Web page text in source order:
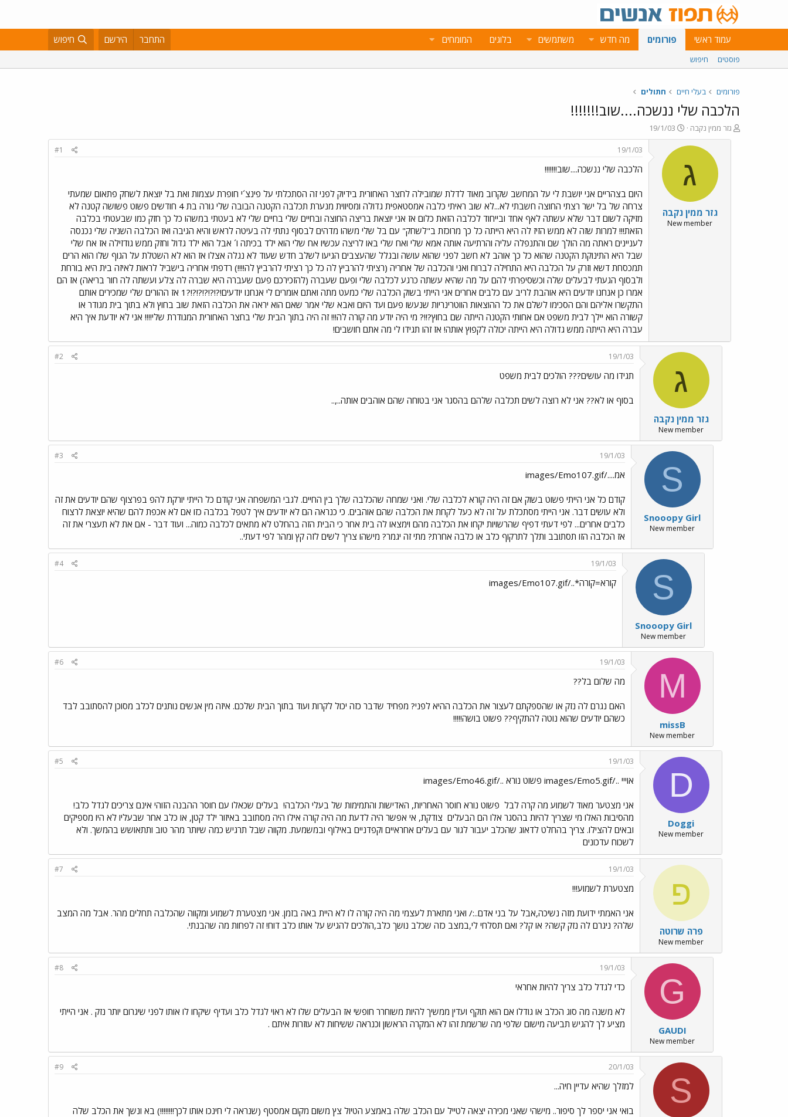
עמוד ראשי פורומים מה חדש משתמשים בלוגים המומחים התחבר הירשם חיפוש
פוסטים חיפוש
פורומים בעלי חיים חתולים
הלכבה שלי ננשכה....שוב!!!!!!!
פ
ו
גזר ממין נקבה
פ
ו
ר
א
ר
י
19/1/03
ג
גזר ממין נקבה
New member
19/1/03
#1
הלכבה שלי ננשכה....שוב!!!!!!!
היום בצהריים אני יושבת לי על המחשב שקרוב מאוד לדלת שמובילה לחצר האחורית בידיוק לפני זה הסתכלתי על פינצ´י חופרת עצמות ואת בל יוצאת לשחק פתאום שמעתי
צרחה של בל ישר רצתי החוצה חשבתי לא...לא שוב ראיתי כלבה אמסטאפית גדולה ומסיווית מנערת תכלבה הקטנה הבובה שלי גורה בת 4 חודשים פשוט פשושה קטנה לא
מזיקה לשום דבר שלא עשתה לאף אחד ובייחוד לכלבה הזאת כלום אז אני יוצאת בריצה החוצה ובחיים שלי בחיים שלי לא בעטתי במשהו כל כך חזק כמו שבעטתי בכלבה
הזאת!!! למרות שזה לא ממש הזיז לה היא הייתה כל כך מרוכזת ב"לשחק" עם בל שלי משהו מדהים לבסוף נתתי לה בעיטה לראש והיא הגיבה ואז הכלבה השניה שלי נכנסה
לעניינים ראתה מה הולך שם והתנפלה עליה והרתיעה אותה אמא שלי ואח שלי באו לריצה עכשיו אח שלי הוא ילד בכיתה ו´ אבל הוא ילד גדול וחזק ממש גודזילה אז אח שלי
שבל היא התינוקת הקטנה שהוא כל כך אוהב לא חשב לפני שהוא עושה ובגלל שהעצבים הגיעו לשלב חדש שעוד לא נגלה אצלו אז הוא לא השטלת על הגוף שלו הוא הרים
תמכסחת דשא וזרק על הכלבה היא התחילה לברוח ואני והכלבה של אחריה (רציתי להרביץ לה כל כך רציתי להרביץ לה!!!!) רדפתי אחריה בישביל לראות לאיזה בית היא בורחת
ולבסוף הגעתי לבעלים שלה וכשסיפרתי להם על מה שהיא עשתה כרגע לכלבה שלי ופעם שעברה (להזכירכם פעם שעברה היא שברה לה צלע ועשתה לה חור בריאה) אז הם
אמרו כן אנחנו יודעים היא אוהבת לריב עם כלבים אחרים אני הייתי בשוק הכלבה שלי כמעט מתה ואתם אומרים לי אנחנו יודעים!?!?!?!?!?!?1 אז ההורים שלי שמכירים אותם
התקשרו אליהם והם הסכימו לשלם את כל ההוצאות הווטרינריות שנעשו פעם ועד היום ואבא שלי אמר שאם הוא יראה את הכלבה הזאת שוב בחוץ ולא בתוך בית מגודר או
קשורה הוא יילך לבית משפט אם אחותי הקטנה הייתה שם בחוץ?!!? מי היה יודע מה קורה לה!!! זה היה בתוך הבית שלי בחצר האחורית המגודרת שלי!!!! אני לא יודעת איך היא
עברה היא הייתה ממש גדולה היא הייתה יכולה לקפוץ אותה! אז זהו תגידו לי מה אתם חושבים!
ג
גזר ממין נקבה
New member
19/1/03
#2
תגידו מה עושים??? הולכים לבית משפט
בסוף או לא?? אני לא רוצה לשים תכלבה שלהם בהסגר אני בטוחה שהם אוהבים אותה..,..
S
Snooopy Girl
New member
19/1/03
#3
אמ..../images/Emo107.gif
קודם כל אני הייתי פשוט בשוק אם זה היה קורא לכלבה שלי. ואני שמחה שהכלבה שלך בין החיים. לגבי המשפחה אני קודם כל הייתי יורקת להפ בפרצוף שהם יודעים את זה
ולא עושים דבר. אני הייתי מסתכלת על זה לא כעל לקחת את הכלבה שהם אוהבים. כי כנראה הם לא יודעים איך לטפל בכלבה כזו אם לא אכפת להם שהיא יוצאת לרצוח
כלבים אחרים... לפי דעתי דפיף שהרשויות יקחו את הכלבה מהם וימצאו לה בית אחר כי הבית הזה בהחלט לא מתאים לכלבה כמוה... ועוד דבר - אם את לא תעצרי את זה
אז הכלבה הזו תסתובב ותלך לתרקוף כלב או כלבה אחרת? מתי זה יגמר? מישהו צריך לשים לזה קץ ומהר לפי דעתי..
S
Snooopy Girl
New member
19/1/03
#4
קורא=קורה*../images/Emo107.gif
M
missB
New member
19/1/03
#6
מה שלום בל??
האם נגרם לה נזק או שהספקתם לעצור את הכלבה ההיא לפני? מפחיד שדבר כזה יכול לקרות ועוד בתוך הבית שלכם. איזה מין אנשים נותנים לכלב מסוכן להסתובב לבד
כשהם יודעים שהוא נוטה להתקיף?? פשוט בושה!!!!!
D
Doggi
New member
19/1/03
#5
אוייי ../images/Emo5.gif פשוט נורא ../images/Emo46.gif
אני מצטער מאוד לשמוע מה קרה לבל פשוט נורא חוסר האחריות, האדישות והתמימות של בעלי הכלבה! בעלים שכאלו עם חוסר ההבנה הזוהי אינם צריכים לגדל כלב!
מהסיבות האלו מי שצריך להיות בהסגר אלו הם הבעלים צודקת, אי אפשר היה לדעת מה היה קורה אילו היה מסתובב באיזור ילד קטן, או כלב אחר שבעליו לא היו מספיקים
ובאים להצילו. צריך בהחלט לדאוג שהכלב יעבור לגור עם בעלים אחראיים וקפדניים באילוף ובמשמעת. מקווה שבל תרגיש כמה שיותר מהר טוב ותתאושש בהמשך. ולא
לשכוח עדכונים
פ
פרה שרוטה
New member
19/1/03
#7
מצטערת לשמוע!!!
אני האמתי ידועת מזה נשיכה,אבל על בני אדם..:/ ואני מתארת לעצמי מה היה קורה לו לא היית באה בזמן. אני מצטערת לשמוע ומקווה שהכלבה תחלים מהר. אבל מה המצב
שלה? ניגרם לה נזק קשה? או קל? ואם תסלחי לי,במצב כזה שכלב נושך כלב,הולכים להגיש על אותו כלב דוח! זה לפחות מה שהבנתי.
G
GAUDI
New member
19/1/03
#8
כדי לגדל כלב צריך להיות אחראי
לא משנה מה סוג הכלב או גודלו אם הוא תוקף ועדין ממשיך להיות משוחרר חופשי אז הבעלים שלו לא ראוי לגדל כלב ועדיף שיקחו לו אותו לפני שיגרום יותר נזק . אני הייתי
מציע לך להגיש תביעה מישום שלפי מה שרשמת זהו לא המקרה הראשון וכנראה ששיחות לא עוזרות איתם .
S
20/1/03
#9
למזלך שהיא עדיין חיה...
בואי אני יספר לך סיפור.. מישהי שאני מכירה יצאה לטייל עם הכלב שלה באמצע הטיול צץ משום מקום אמסטף (שנראה לי חינכו אותו לכך!!!!!!!!) בא ונשך את הכלב שלה